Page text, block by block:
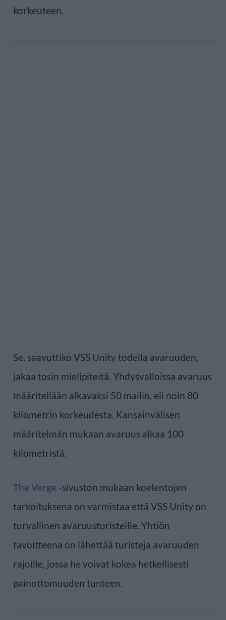
korkeuteen.
Se, saavuttiko VSS Unity todella avaruuden,
jakaa tosin mielipiteitä. Yhdysvalloissa avaruus
määritellään alkavaksi 50 mailin, eli noin 80
kilometrin korkeudesta. Kansainvälisen
määritelmän mukaan avaruus alkaa 100
kilometristä.
The Verge -sivuston mukaan koelentojen
tarkoituksena on varmistaa että VSS Unity on
turvallinen avaruusturisteille. Yhtiön
tavoitteena on lähettää turisteja avaruuden
rajoille, jossa he voivat kokea hetkellisesti
painottomuuden tunteen.